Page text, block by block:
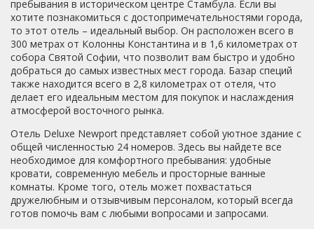
помощь. Отелем остались довольны, рекомендуем его
для проживания!
пребывания в историческом центре Стамбула. Если вы
хотите познакомиться с достопримечательностями города,
то этот отель – идеальный выбор. Он расположен всего в
300 метрах от Колонны Константина и в 1,6 километрах от
собора Святой Софии, что позволит вам быстро и удобно
добраться до самых известных мест города. Базар специй
также находится всего в 2,8 километрах от отеля, что
делает его идеальным местом для покупок и наслаждения
атмосферой восточного рынка.
Отель Deluxe Newport представляет собой уютное здание с
общей численностью 24 номеров. Здесь вы найдете все
необходимое для комфортного пребывания: удобные
кровати, современную мебель и просторные ванные
комнаты. Кроме того, отель может похвастаться
дружелюбным и отзывчивым персоналом, который всегда
готов помочь вам с любыми вопросами и запросами.